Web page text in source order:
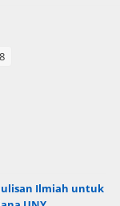
Ilmiah untuk